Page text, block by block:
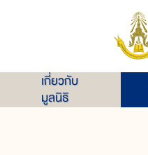
เกี่ยวกับ
มูลนิธิ